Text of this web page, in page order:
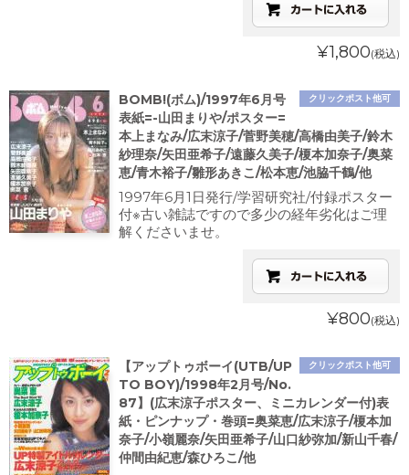
¥1,800(税込)
クリックポスト他可
BOMB!(ボム)/1997年6月号
表紙=-山田まりや/ポスター=
本上まなみ/広末涼子/菅野美穂/高橋由美子/鈴木
紗理奈/矢田亜希子/遠藤久美子/榎本加奈子/奥菜
恵/青木裕子/雛形あきこ/松本恵/池脇千鶴/他
1997年6月1日発行/学習研究社/付録ポスター
付※古い雑誌ですので多少の経年劣化はご理
解くださいませ。
¥800(税込)
クリックポスト他可
【アップトゥボーイ(UTB/UP
TO BOY)/1998年2月号/No.
87】(広末涼子ポスター、ミニカレンダー付)表
紙・ピンナップ・巻頭=奥菜恵/広末涼子/榎本加
奈子/小嶺麗奈/矢田亜希子/山口紗弥加/新山千春/
仲間由紀恵/森ひろこ/他